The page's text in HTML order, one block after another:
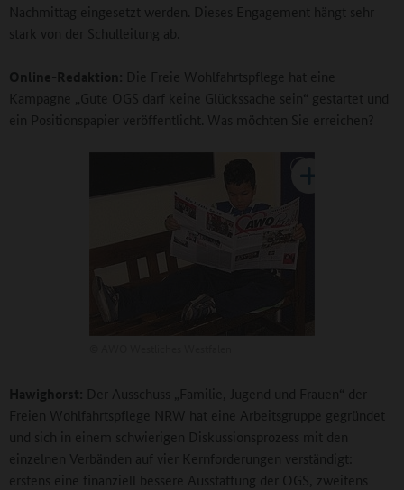
Nachmittag eingesetzt werden. Dieses Engagement hängt sehr
stark von der Schulleitung ab.
Online-Redaktion: Die Freie Wohlfahrtspflege hat eine
Kampagne „Gute OGS darf keine Glückssache sein“ gestartet und
ein Positionspapier veröffentlicht. Was möchten Sie erreichen?
Hawighorst: Der Ausschuss „Familie, Jugend und Frauen“ der
Freien Wohlfahrtspflege NRW hat eine Arbeitsgruppe gegründet
und sich in einem schwierigen Diskussionsprozess mit den
einzelnen Verbänden auf vier Kernforderungen verständigt:
erstens eine finanziell bessere Ausstattung der OGS, zweitens